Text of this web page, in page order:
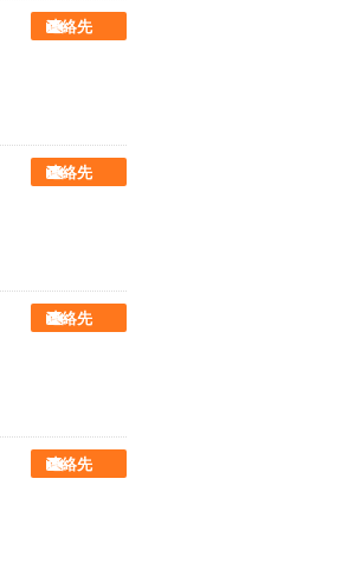
連絡先
連絡先
連絡先
連絡先